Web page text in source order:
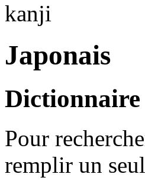
kanji
Japonais
Pour
remplir un